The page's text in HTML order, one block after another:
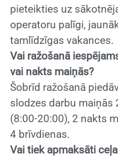
pieteikties uz
operatoru palīgi,
tamlīdzīgas vakances.
Vai ražošanā
vai nakts maiņās?
Šobrīd ražošanā
slodzes darbu maiņās
(8:00-20:00), 2 nakts
4 brīvdienas.
Vai tiek apmaksāti